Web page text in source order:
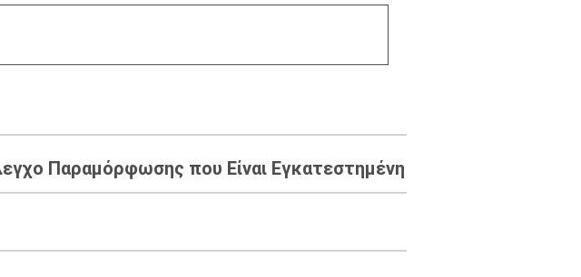
Παραμόρφωσης που Είναι Εγκατεστημένη